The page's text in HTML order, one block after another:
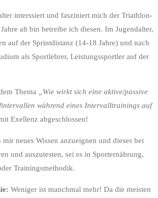
interssiert und fasziniert mich der Triathlon-
alt bin betreibe ich diesen. Im Jugendalter,
auf der Sprintdistanz (14-18 Jahre) und nach
als Sportlehrer, Leistungssportler auf der
Thema
„Wie wirkt sich eine aktive/passive
während eines Intervalltrainings auf
Exellenz abgeschlossen!
neues Wissen anzueignen und dieses bei
und auszutesten, sei es in Sporternährung,
Trainingsmethodik.
Weniger ist manchmal mehr! Da die meisten